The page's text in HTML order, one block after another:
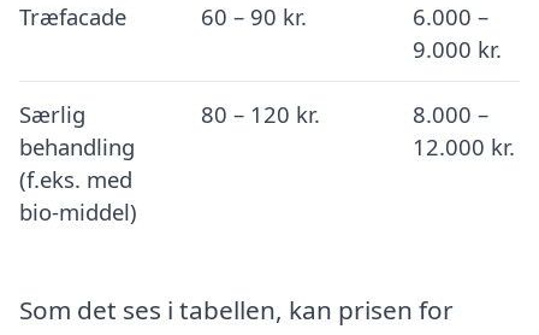
Træfacade 60 – 90 kr.
6.000 –
9.000 kr.
Særlig
behandling
(f.eks. med
bio-middel)
80 – 120 kr.
8.000 –
12.000 kr.
Som det ses i tabellen, kan prisen for